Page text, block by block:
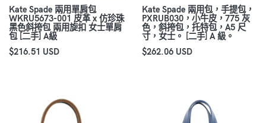
Kate Spade 兩用單肩包
WKRU5673-001 皮革 x 仿珍珠
黑色斜挎包 兩用旋扣 女士單肩
包 [二手] A級
$216.51 USD
Kate Spade 兩用包，手提包，
PXRUB030，小牛皮，775 灰
色，斜挎包，托特包，A5 尺
寸，女士。 [二手] A 級。
$262.06 USD